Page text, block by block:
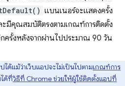
แบนเนอร์จะแสดงครั้ง
ะมีคุณสมบัติตรงตามเกณฑ์การติดตั้ง
รั้งหลังจากผ่านไปประมาณ 90 วัน
ได้แม้ว่าเว็บแอปจะไม่เป็นไปตามเกณฑ์การ
ด้ที่วิธีที่ Chrome ช่วยให้ผู้ใช้ติดตั้งแอปที่